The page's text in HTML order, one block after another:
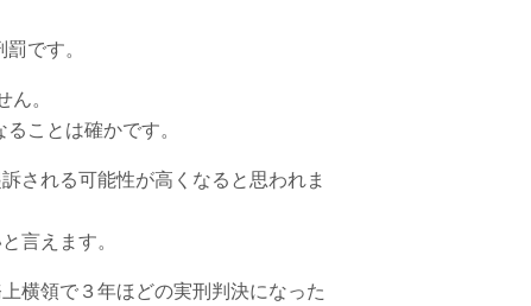
です。
ん。
ことは確かです。
される可能性が高くなると思われま
言えます。
横領で３年ほどの実刑判決になった